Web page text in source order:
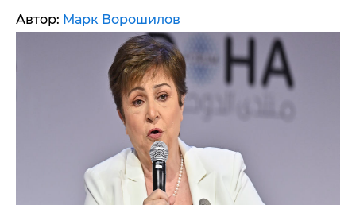
Автор: Марк Ворошилов